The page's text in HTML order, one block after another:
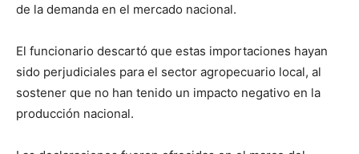
de la demanda en el mercado nacional.
El funcionario descartó que estas importaciones hayan
sido perjudiciales para el sector agropecuario local, al
sostener que no han tenido un impacto negativo en la
producción nacional.